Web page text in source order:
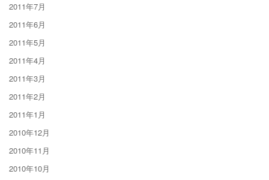
2011年7月
2011年6月
2011年5月
2011年4月
2011年3月
2011年2月
2011年1月
2010年12月
2010年11月
2010年10月